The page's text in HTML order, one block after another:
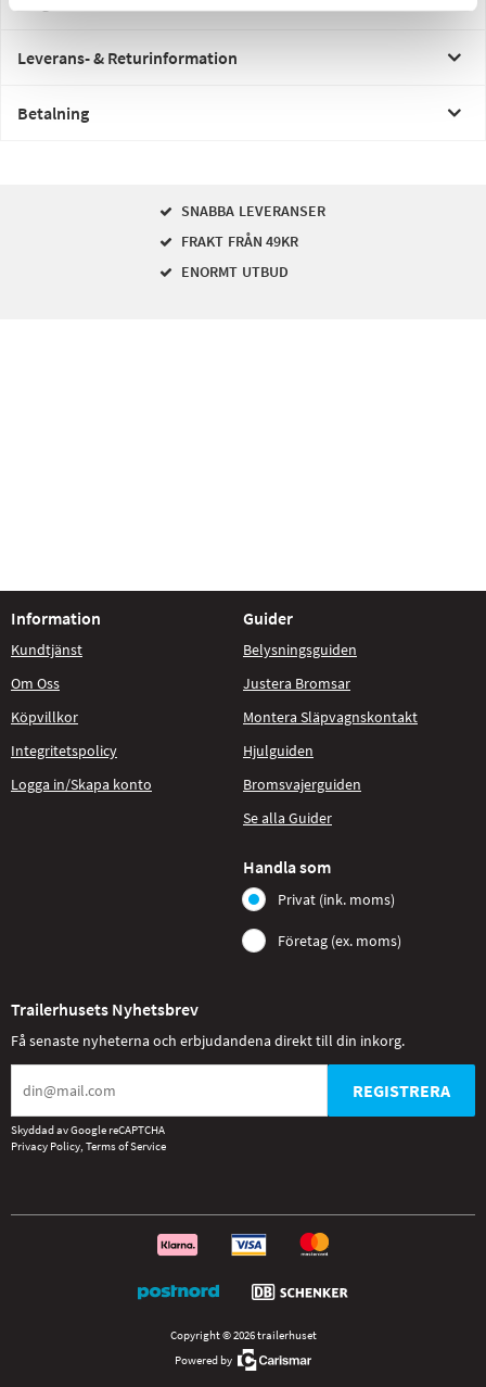
Leverans- & Returinformation
Betalning
SNABBA LEVERANSER
FRAKT FRÅN 49KR
ENORMT UTBUD
Information
Kundtjänst
Om Oss
Köpvillkor
Integritetspolicy
Logga in/Skapa konto
Guider
Belysningsguiden
Justera Bromsar
Montera Släpvagnskontakt
Hjulguiden
Bromsvajerguiden
Se alla Guider
Handla som
Privat (ink. moms)
Företag (ex. moms)
Trailerhusets Nyhetsbrev
Få senaste nyheterna och erbjudandena direkt till din inkorg.
REGISTRERA
Skyddad av Google reCAPTCHA
Privacy Policy, Terms of Service
Copyright © 2026 trailerhuset
Powered by